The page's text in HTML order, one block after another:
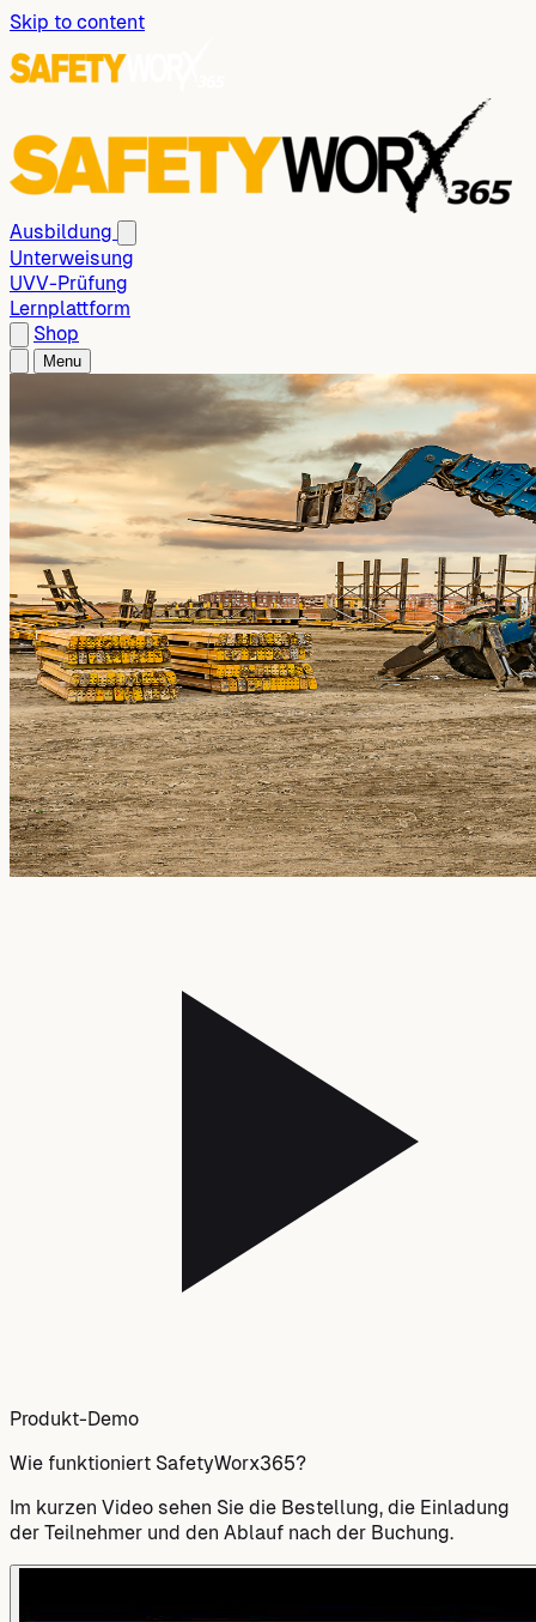
Skip to content
Ausbildung
Unterweisung
UVV-Prüfung
Lernplattform
Shop
Menu
Produkt-Demo
Wie funktioniert SafetyWorx365?
Im kurzen Video sehen Sie die Bestellung, die Einladung
der Teilnehmer und den Ablauf nach der Buchung.